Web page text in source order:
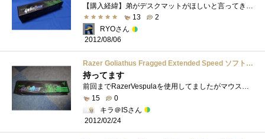
13
2
RYOさん
2012/08/06
Razer Goliathus Fragged Extended Speed ソフト ゲーミング マウスマット 【正規保証品】 RZ02-00211700-R3M1-R
持ってます
前回までRazerVespulaを使用してましたがマウスパッド自体がハードタイプなので長く使ってるとマウスパッド自体が削れていきます。せっかくなの�...
15
0
キラ＠ISさん
2012/02/24